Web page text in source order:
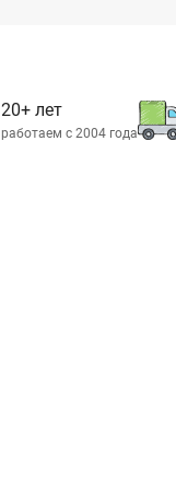
20+ лет
работаем с 2004 года